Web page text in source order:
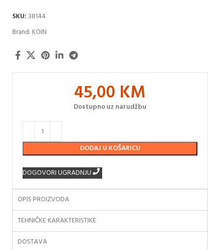
SKU: 38144
Brand: KOIN
45,00 KM
Dostupno uz narudžbu
DODAJ U KOŠARICU
DOGOVORI UGRADNJU
OPIS PROIZVODA
TEHNIČKE KARAKTERISTIKE
DOSTAVA